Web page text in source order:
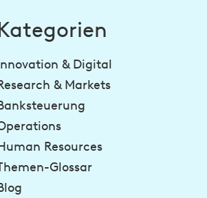
& Digital
& Markets
Resources
Glossar